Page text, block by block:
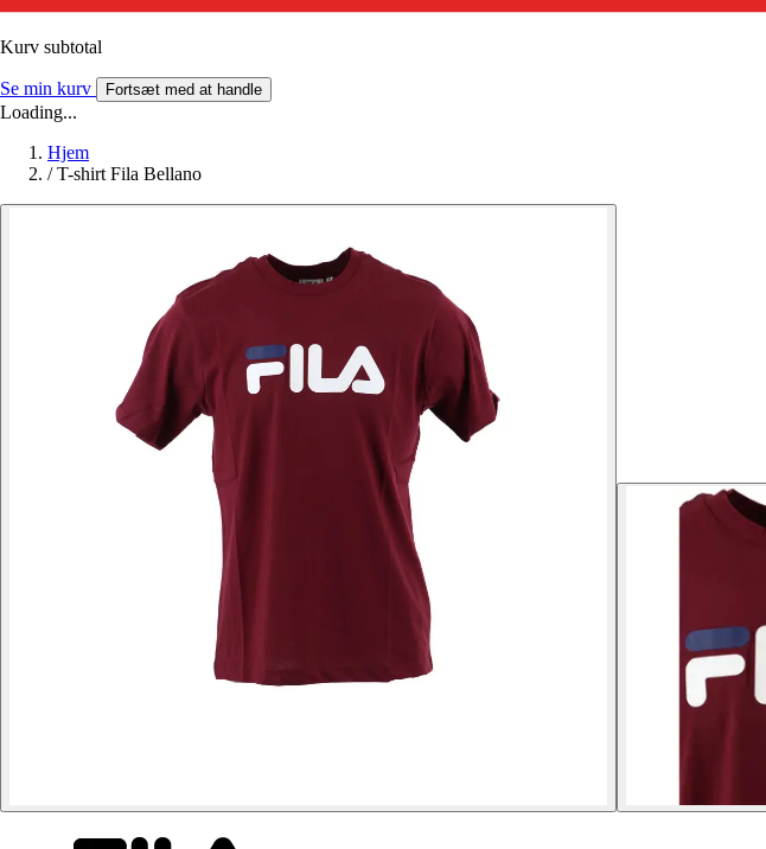
Kurv subtotal
Se min kurv Fortsæt med at handle
Loading...
Hjem
/ T-shirt Fila Bellano